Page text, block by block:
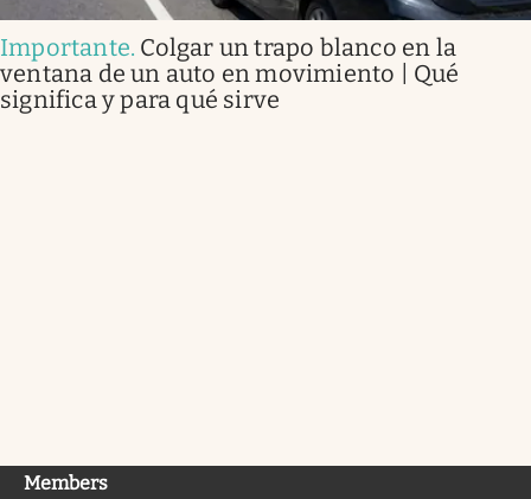
Importante. Colgar un trapo blanco en la
ventana de un auto en movimiento | Qué
significa y para qué sirve
Members